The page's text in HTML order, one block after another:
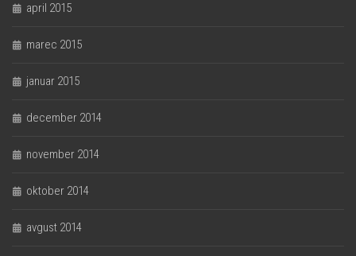
april 2015
marec 2015
januar 2015
december 2014
november 2014
oktober 2014
avgust 2014